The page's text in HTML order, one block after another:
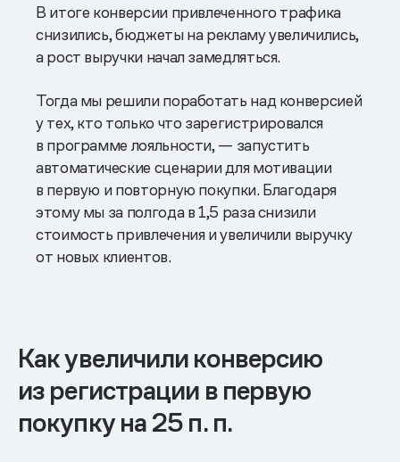
В итоге конверсии привлеченного трафика
снизились, бюджеты на рекламу увеличились,
а рост выручки начал замедляться.
Тогда мы решили поработать над конверсией
у тех, кто только что зарегистрировался
в программе лояльности, — запустить
автоматические сценарии для мотивации
в первую и повторную покупки. Благодаря
этому мы за полгода в 1,5 раза снизили
стоимость привлечения и увеличили выручку
от новых клиентов.
Как увеличили конверсию
из регистрации в первую
покупку на 25 п. п.